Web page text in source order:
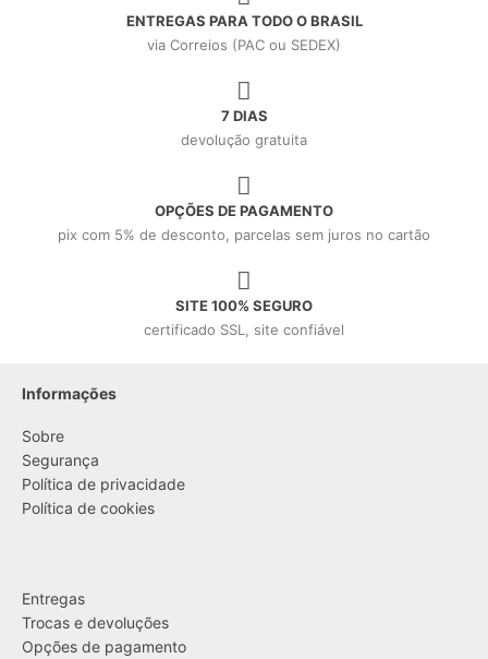
ENTREGAS PARA TODO O BRASIL
via Correios (PAC ou SEDEX)
7 DIAS
devolução gratuita
OPÇÕES DE PAGAMENTO
pix com 5% de desconto, parcelas sem juros no cartão
SITE 100% SEGURO
certificado SSL, site confiável
Informações
Sobre
Segurança
Política de privacidade
Política de cookies
Entregas
Trocas e devoluções
Opções de pagamento